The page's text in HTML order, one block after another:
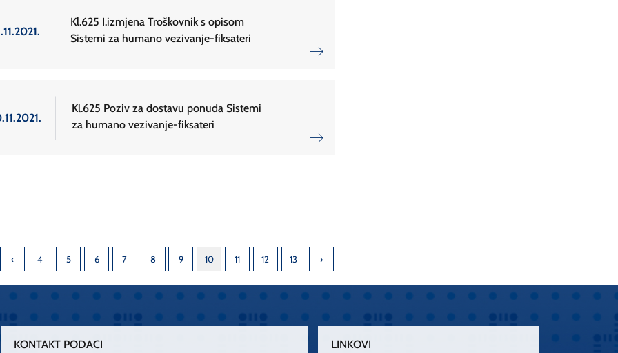
Kl.625 I.izmjena Troškovnik s opisom
Sistemi za humano vezivanje-fiksateri
Kl.625 Poziv za dostavu ponuda Sistemi
za humano vezivanje-fiksateri
4 5 6 7 8 9 10 11 12 13
KONTAKT PODACI LINKOVI